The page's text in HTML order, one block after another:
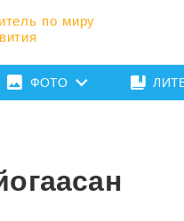
по миру
ФОТО